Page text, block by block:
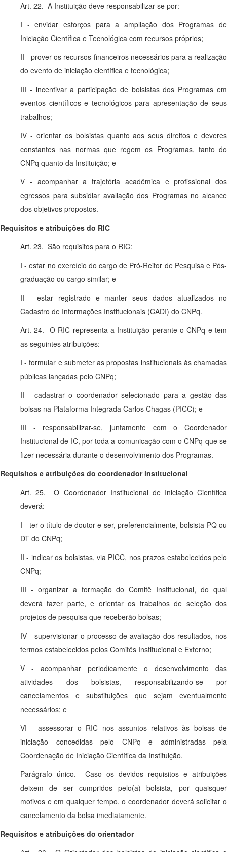
Art. 22. A Instituição deve responsabilizar-se por:
I - envidar esforços para a ampliação dos Programas de
Iniciação Científica e Tecnológica com recursos próprios;
II - prover os recursos financeiros necessários para a realização
do evento de iniciação científica e tecnológica;
III - incentivar a participação de bolsistas dos Programas em
eventos científicos e tecnológicos para apresentação de seus
trabalhos;
IV - orientar os bolsistas quanto aos seus direitos e deveres
constantes nas normas que regem os Programas, tanto do
CNPq quanto da Instituição; e
V - acompanhar a trajetória acadêmica e profissional dos
egressos para subsidiar avaliação dos Programas no alcance
dos objetivos propostos.
Requisitos e atribuições do RIC
Art. 23. São requisitos para o RIC:
I - estar no exercício do cargo de Pró-Reitor de Pesquisa e Pós-
graduação ou cargo similar; e
II - estar registrado e manter seus dados atualizados no
Cadastro de Informações Institucionais (CADI) do CNPq.
Art. 24. O RIC representa a Instituição perante o CNPq e tem
as seguintes atribuições:
I - formular e submeter as propostas institucionais às chamadas
públicas lançadas pelo CNPq;
II - cadastrar o coordenador selecionado para a gestão das
bolsas na Plataforma Integrada Carlos Chagas (PICC); e
III - responsabilizar-se, juntamente com o Coordenador
Institucional de IC, por toda a comunicação com o CNPq que se
fizer necessária durante o desenvolvimento dos Programas.
Requisitos e atribuições do coordenador institucional
Art. 25. O Coordenador Institucional de Iniciação Científica
deverá:
I - ter o título de doutor e ser, preferencialmente, bolsista PQ ou
DT do CNPq;
II - indicar os bolsistas, via PICC, nos prazos estabelecidos pelo
CNPq;
III - organizar a formação do Comitê Institucional, do qual
deverá fazer parte, e orientar os trabalhos de seleção dos
projetos de pesquisa que receberão bolsas;
IV - supervisionar o processo de avaliação dos resultados, nos
termos estabelecidos pelos Comitês Institucional e Externo;
V - acompanhar periodicamente o desenvolvimento das
atividades dos bolsistas, responsabilizando-se por
cancelamentos e substituições que sejam eventualmente
necessários; e
VI - assessorar o RIC nos assuntos relativos às bolsas de
iniciação concedidas pelo CNPq e administradas pela
Coordenação de Iniciação Científica da Instituição.
Parágrafo único. Caso os devidos requisitos e atribuições
deixem de ser cumpridos pelo(a) bolsista, por quaisquer
motivos e em qualquer tempo, o coordenador deverá solicitar o
cancelamento da bolsa imediatamente.
Requisitos e atribuições do orientador